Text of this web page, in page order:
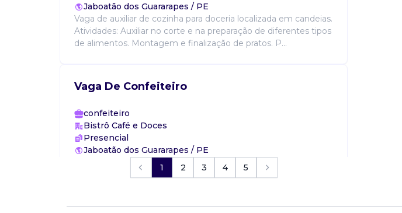
Jaboatão dos Guararapes / PE
Vaga de auxiliar de cozinha para doceria localizada em candeias.
Atividades: Auxiliar no corte e na preparação de diferentes tipos
de alimentos. Montagem e finalização de pratos. P...
Vaga De Confeiteiro
confeiteiro
Bistrô Café e Doces
Presencial
Jaboatão dos Guararapes / PE
Vaga para a área de confeitaria em cafeteria e bistrô localizada
1 2 3 4 5